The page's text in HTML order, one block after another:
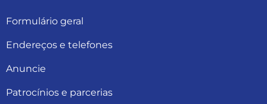
Formulário geral
Endereços e telefones
Anuncie
Patrocínios e parcerias